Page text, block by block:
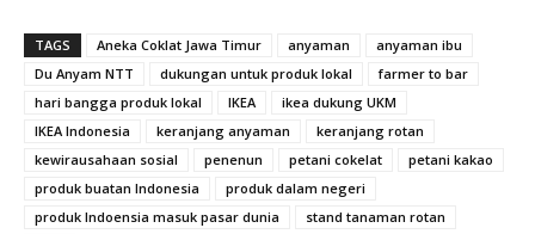
TAGS Aneka Coklat Jawa Timur anyaman
anyaman ibu
Du Anyam NTT
dukungan untuk produk lokal
farmer to bar
hari bangga produk lokal
IKEA
ikea dukung UKM
IKEA Indonesia
keranjang anyaman
keranjang rotan
kewirausahaan sosial
penenun petani cokelat
petani kakao
produk buatan Indonesia
produk dalam negeri
produk Indoensia masuk pasar dunia
stand tanaman rotan